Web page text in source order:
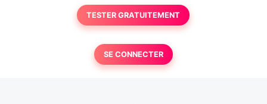
TESTER GRATUITEMENT
SE CONNECTER